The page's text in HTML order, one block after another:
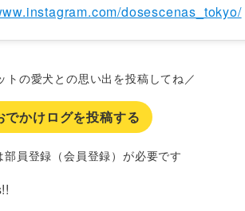
dosescenas_tokyo/
トの愛犬との思い出を投稿してね／
でかけログを投稿する
部員登録（会員登録）が必要です